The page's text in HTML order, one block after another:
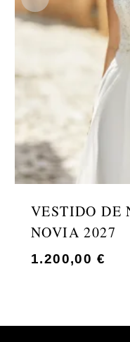
VESTIDO DE
NOVIA 2027
1.200,00 €